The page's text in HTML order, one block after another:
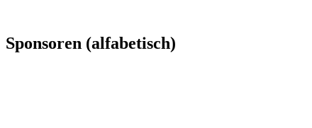
Sponsoren (alfabetisch)